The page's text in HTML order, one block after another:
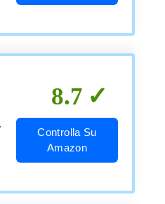
8.7
Controlla Su
Amazon